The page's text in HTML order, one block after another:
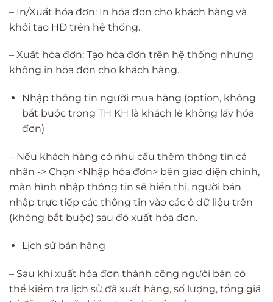
– In/Xuất hóa đơn: In hóa đơn cho khách hàng và
khởi tạo HĐ trên hệ thống.
– Xuất hóa đơn: Tạo hóa đơn trên hệ thống nhưng
không in hóa đơn cho khách hàng.
Nhập thông tin người mua hàng (option, không
bắt buộc trong TH KH là khách lẻ không lấy hóa
đơn)
– Nếu khách hàng có nhu cầu thêm thông tin cá
nhân -> Chọn <Nhập hóa đơn> bên giao diện chính,
màn hình nhập thông tin sẽ hiển thị, người bán
nhập trực tiếp các thông tin vào các ô dữ liệu trên
(không bắt buộc) sau đó xuất hóa đơn.
Lịch sử bán hàng
– Sau khi xuất hóa đơn thành công người bán có
thể kiểm tra lịch sử đã xuất hàng, số lượng, tổng giá